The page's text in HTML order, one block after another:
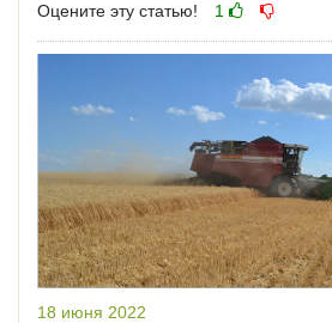
Оцените эту статью!
1
18 июня 2022